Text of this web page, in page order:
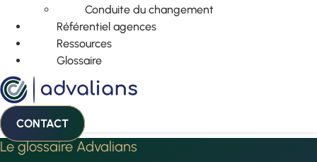
Conduite du changement
Référentiel agences
Ressources
Glossaire
CONTACT
Le glossaire Advalians